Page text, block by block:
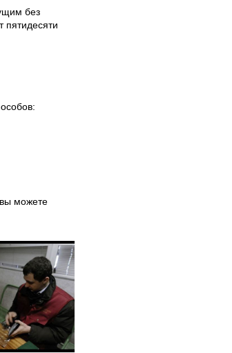
без
пятидесяти
можете